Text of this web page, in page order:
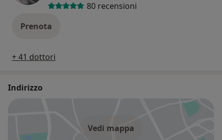
80 recensioni
Prenota
+ 41 dottori
Indirizzo
Vedi mappa